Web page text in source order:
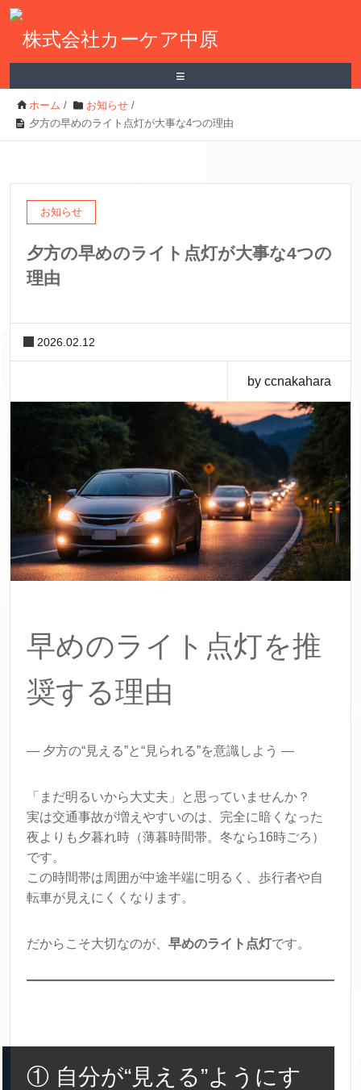
≡
ホーム / お知らせ /
夕方の早めのライト点灯が大事な4つの理由
お知らせ
夕方の早めのライト点灯が大事な4つの
理由
2026.02.12
by ccnakahara
早めのライト点灯を推
奨する理由
― 夕方の“見える”と“見られる”を意識しよう ―
「まだ明るいから大丈夫」と思っていませんか？
実は交通事故が増えやすいのは、完全に暗くなった
夜よりも夕暮れ時（薄暮時間帯。冬なら16時ごろ）
です。
この時間帯は周囲が中途半端に明るく、歩行者や自
転車が見えにくくなります。
だからこそ大切なのが、 早めのライト点灯です。
① 自分が“見える”ようにす